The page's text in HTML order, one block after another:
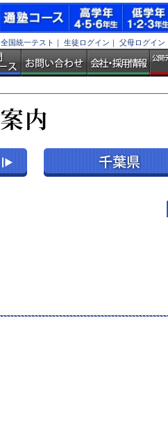
全国統一テスト ｜ 生徒ログイン ｜ 父母ログイン